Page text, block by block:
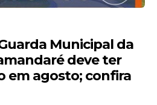
Municipal da
deve ter
em agosto; confira